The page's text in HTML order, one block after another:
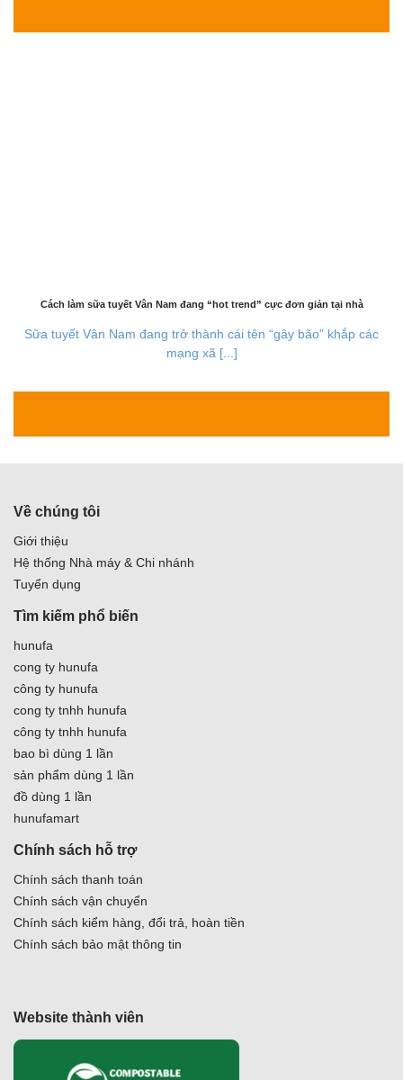
Cách làm sữa tuyết Vân Nam đang “hot trend” cực đơn giản tại nhà
Sữa tuyết Vân Nam đang trở thành cái tên “gây bão” khắp các
mạng xã [...]
Về chúng tôi
Giới thiệu
Hệ thống Nhà máy & Chi nhánh
Tuyển dụng
Tìm kiếm phổ biến
hunufa
cong ty hunufa
công ty hunufa
cong ty tnhh hunufa
công ty tnhh hunufa
bao bì dùng 1 lần
sản phẩm dùng 1 lần
đồ dùng 1 lần
hunufamart
Chính sách hỗ trợ
Chính sách thanh toán
Chính sách vận chuyển
Chính sách kiểm hàng, đổi trả, hoàn tiền
Chính sách bảo mật thông tin
Website thành viên